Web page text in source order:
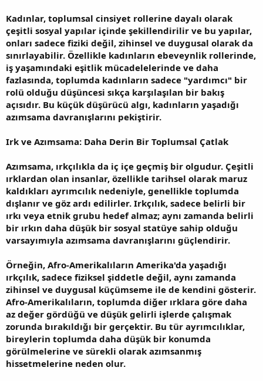
Kadınlar, toplumsal cinsiyet rollerine dayalı olarak
çeşitli sosyal yapılar içinde şekillendirilir ve bu yapılar,
onları sadece fiziki değil, zihinsel ve duygusal olarak da
sınırlayabilir. Özellikle kadınların ebeveynlik rollerinde,
iş yaşamındaki eşitlik mücadelelerinde ve daha
fazlasında, toplumda kadınların sadece "yardımcı" bir
rolü olduğu düşüncesi sıkça karşılaşılan bir bakış
açısıdır. Bu küçük düşürücü algı, kadınların yaşadığı
azımsama davranışlarını pekiştirir.
Irk ve Azımsama: Daha Derin Bir Toplumsal Çatlak
Azımsama, ırkçılıkla da iç içe geçmiş bir olgudur. Çeşitli
ırklardan olan insanlar, özellikle tarihsel olarak maruz
kaldıkları ayrımcılık nedeniyle, genellikle toplumda
dışlanır ve göz ardı edilirler. Irkçılık, sadece belirli bir
ırkı veya etnik grubu hedef almaz; aynı zamanda belirli
bir ırkın daha düşük bir sosyal statüye sahip olduğu
varsayımıyla azımsama davranışlarını güçlendirir.
Örneğin, Afro-Amerikalıların Amerika'da yaşadığı
ırkçılık, sadece fiziksel şiddetle değil, aynı zamanda
zihinsel ve duygusal küçümseme ile de kendini gösterir.
Afro-Amerikalıların, toplumda diğer ırklara göre daha
az değer gördüğü ve düşük gelirli işlerde çalışmak
zorunda bırakıldığı bir gerçektir. Bu tür ayrımcılıklar,
bireylerin toplumda daha düşük bir konumda
görülmelerine ve sürekli olarak azımsanmış
hissetmelerine neden olur.